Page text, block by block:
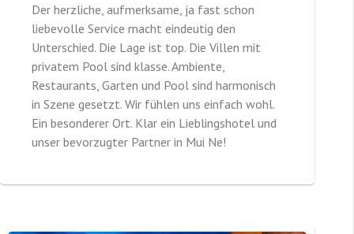
Der herzliche, aufmerksame, ja fast schon
liebevolle Service macht eindeutig den
Unterschied. Die Lage ist top. Die Villen mit
privatem Pool sind klasse. Ambiente,
Restaurants, Garten und Pool sind harmonisch
in Szene gesetzt. Wir fühlen uns einfach wohl.
Ein besonderer Ort. Klar ein Lieblingshotel und
unser bevorzugter Partner in Mui Ne!